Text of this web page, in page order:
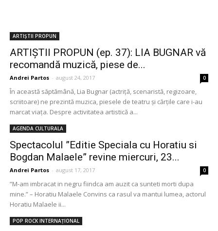
ARTIȘTII PROPUN
ARTIȘTII PROPUN (ep. 37): LIA BUGNAR vă
recomandă muzică, piese de...
Andrei Partos - august 24, 2017 0
În această săptămână, Lia Bugnar (actriță, scenaristă, regizoare,
scriitoare) ne prezintă muzica, piesele de teatru și cărțile care i-au
marcat viața. Despre activitatea artistică a...
AGENDA CULTURALA
Spectacolul ”Editie Speciala cu Horatiu si
Bogdan Malaele” revine miercuri, 23...
Andrei Partos - august 17, 2017 0
”M-am imbracat in negru fiindca am auzit ca sunteti morti dupa
mine.” – Horatiu Malaele Convins ca rasul va mantui lumea, actorul
Horatiu Malaele ii...
POP ROCK INTERNAȚIONAL